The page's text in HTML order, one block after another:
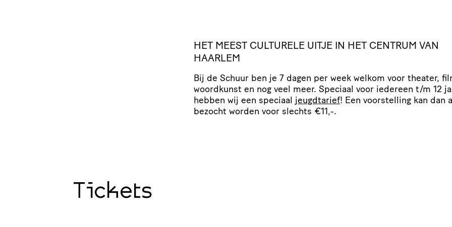
HET MEEST CULTURELE UITJE IN HET CENTRUM VAN
HAARLEM
Bij de Schuur ben je 7 dagen per week welkom voor theater,
woordkunst en nog veel meer. Speciaal voor iedereen t/​m 12
hebben wij een speciaal jeugdtarief! Een voor­stel­ling kan dan
bezocht worden voor slechts €11,-.
Tickets